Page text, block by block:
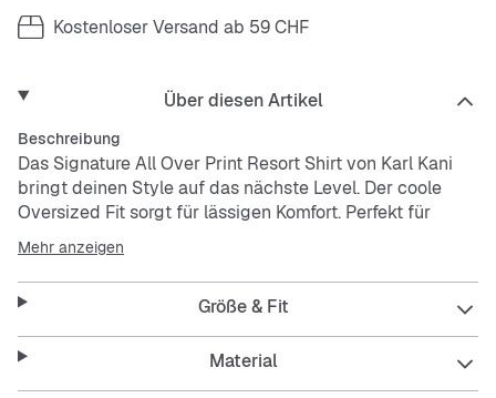
Kostenloser Versand ab 59 CHF
Über diesen Artikel
Beschreibung
Das Signature All Over Print Resort Shirt von Karl Kani
bringt deinen Style auf das nächste Level. Der coole
Oversized Fit sorgt für lässigen Komfort. Perfekt für
heiße Tage mit seinem kurzen Ärmel und dem V-
Ausschnitt.
Features:
Mehr anzeigen
Größe & Fit
Material